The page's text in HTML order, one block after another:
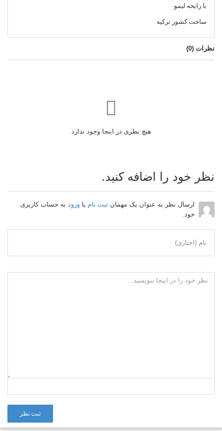
با رایحه لیمو
ساخت کشور ترکیه
نظرات (0
)
هیچ نظری در اینجا وجود ندارد
نظر خود را اضافه کنید.
ارسال نظر به عنوان یک مهمان ثبت نام یا ورود به حساب کاربری
خود.
نام (اجباری)
ثبت نظر